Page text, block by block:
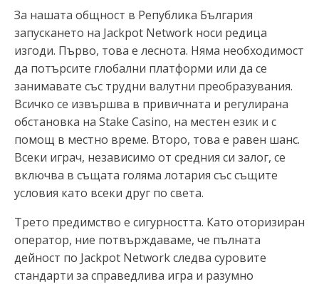
За нашата общност в Република България
запускането на Jackpot Network носи редица
изгоди. Първо, това е леснота. Няма необходимост
да потърсите глобални платформи или да се
занимавате със трудни валутни преобразувания.
Всичко се извършва в привичната и регулирана
обстановка на Stake Casino, на местен език и с
помощ в местно време. Второ, това е равен шанс.
Всеки играч, независимо от средния си залог, се
включва в същата голяма лотария със същите
условия като всеки друг по света.
Трето предимство е сигурността. Като оторизиран
оператор, ние потвърждаваме, че пълната
дейност по Jackpot Network следва суровите
стандарти за справедлива игра и разумно